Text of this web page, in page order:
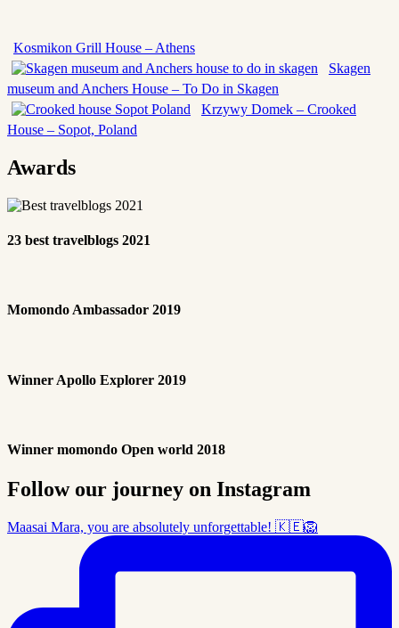
Kosmikon Grill House – Athens
Skagen
museum and Anchers House – To Do in Skagen
Krzywy Domek – Crooked
House – Sopot, Poland
Awards
23 best travelblogs 2021
Momondo Ambassador 2019
Winner Apollo Explorer 2019
Winner momondo Open world 2018
Follow our journey on Instagram
Maasai Mara, you are absolutely unforgettable! 🇰🇪🦁